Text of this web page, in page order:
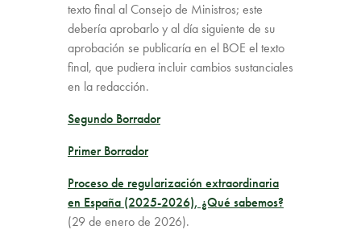
texto final al Consejo de Ministros; este
debería aprobarlo y al día siguiente de su
aprobación se publicaría en el BOE el texto
final, que pudiera incluir cambios sustanciales
en la redacción.
Segundo Borrador
Primer Borrador
Proceso de regularización extraordinaria
en España (2025-2026), ¿Qué sabemos?
(29 de enero de 2026).